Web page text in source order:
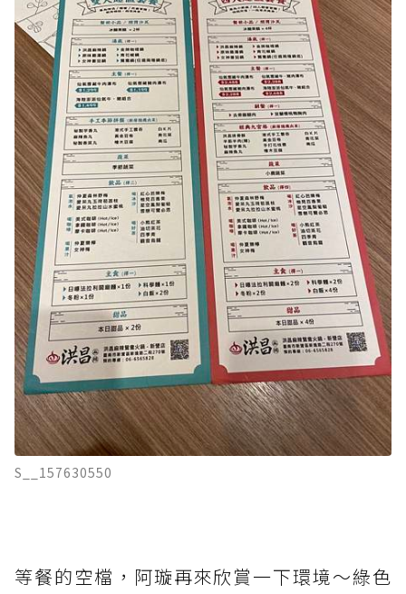
S__157630550
等餐的空檔，阿璇再來欣賞一下環境～綠色